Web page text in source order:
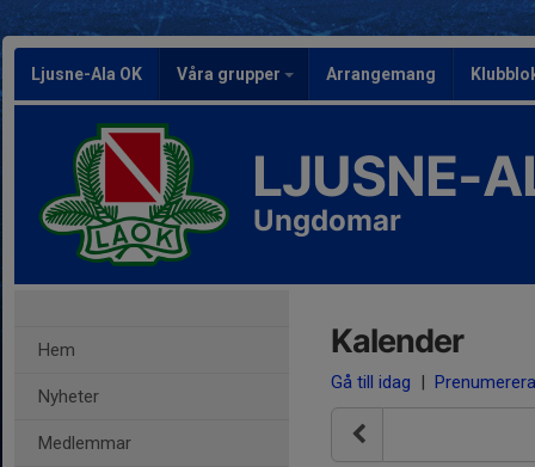
Ljusne-Ala OK Våra grupper Arrangemang
LJUSNE-
Ungdomar
Hem
Nyheter
Medlemmar
Kalender
Gå till idag | Prenumerera